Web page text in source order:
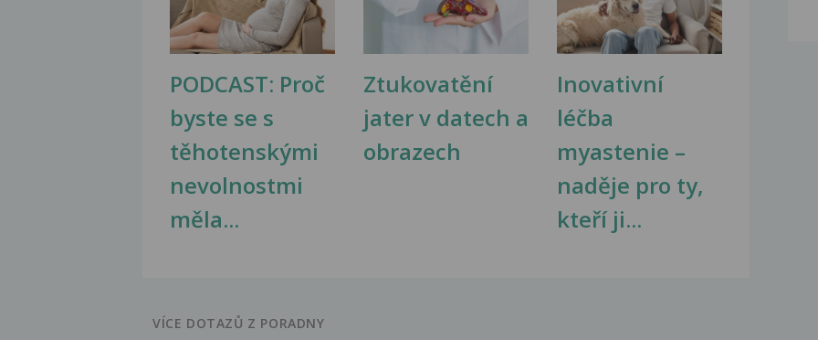
PODCAST: Proč
byste se s
těhotenskými
nevolnostmi
měla...
Ztukovatění
jater v datech a
obrazech
Inovativní
léčba
myastenie –
naděje pro ty,
kteří ji...
VÍCE DOTAZŮ Z PORADNY